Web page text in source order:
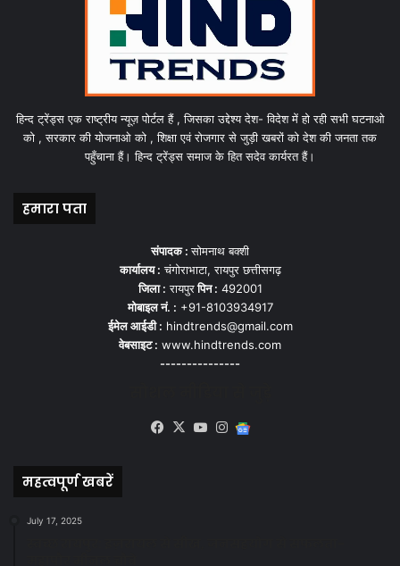
हिन्द ट्रेंड्स एक राष्ट्रीय न्यूज़ पोर्टल हैं , जिसका उद्देश्य देश- विदेश में हो रही सभी घटनाओ
को , सरकार की योजनाओ को , शिक्षा एवं रोजगार से जुड़ी खबरों को देश की जनता तक
पहुँचाना हैं। हिन्द ट्रेंड्स समाज के हित सदेव कार्यरत हैं।
हमारा पता
संपादक :सोमनाथ बक्शी
कार्यालय : चंगोराभाटा, रायपुर छत्तीसगढ़
जिला : रायपुरपिन : 492001
मोबाइल नं. : +91-8103934917
ईमेल आईडी : hindtrends@gmail.com
वेबसाइट : www.hindtrends.com
---------------
Facebook
X YouTubeInstagram
महत्वपूर्ण खबरें
July 17, 2025